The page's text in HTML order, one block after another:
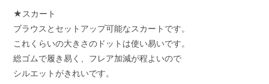
★スカート
ブラウスとセットアップ可能なスカートです。
これくらいの大きさのドットは使い易いです。
総ゴムで履き易く、フレア加減が程よいので
シルエットがきれいです。